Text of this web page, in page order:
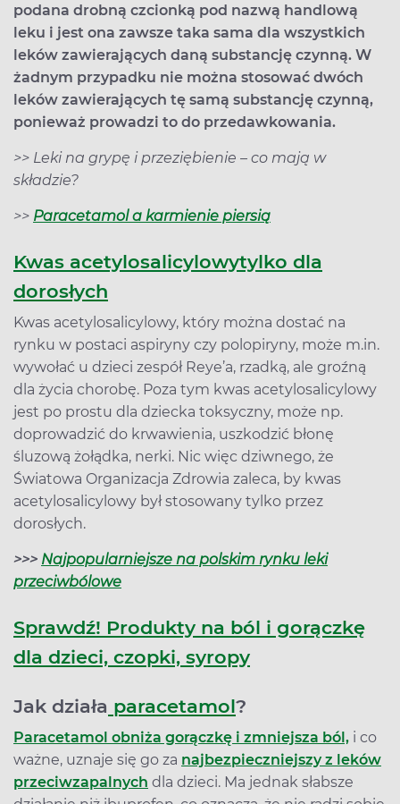
podana drobną czcionką pod nazwą handlową
leku i jest ona zawsze taka sama dla wszystkich
leków zawierających daną substancję czynną. W
żadnym przypadku nie można stosować dwóch
leków zawierających tę samą substancję czynną,
ponieważ prowadzi to do przedawkowania.
>> Leki na grypę i przeziębienie – co mają w
składzie?
>> Paracetamol a karmienie piersią
Kwas acetylosalicylowytylko dla
dorosłych
Kwas acetylosalicylowy, który można dostać na
rynku w postaci aspiryny czy polopiryny, może m.in.
wywołać u dzieci zespół Reye’a, rzadką, ale groźną
dla życia chorobę. Poza tym kwas acetylosalicylowy
jest po prostu dla dziecka toksyczny, może np.
doprowadzić do krwawienia, uszkodzić błonę
śluzową żołądka, nerki. Nic więc dziwnego, że
Światowa Organizacja Zdrowia zaleca, by kwas
acetylosalicylowy był stosowany tylko przez
dorosłych.
>>> Najpopularniejsze na polskim rynku leki
przeciwbólowe
Sprawdź! Produkty na ból i gorączkę
dla dzieci, czopki, syropy
Jak działa paracetamol?
Paracetamol obniża gorączkę i zmniejsza ból, i co
ważne, uznaje się go za najbezpieczniejszy z leków
przeciwzapalnych dla dzieci. Ma jednak słabsze